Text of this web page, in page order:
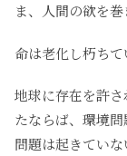
ま、人間の欲を
命は老化し朽ちて
地球に存在を許
たならば、環境
問題は起きていな